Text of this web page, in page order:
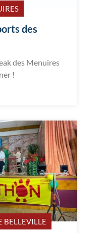
des
des Menuires
!
BELLEVILLE